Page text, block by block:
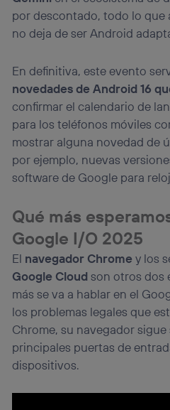
por descontado, todo lo que
no deja de ser Android
En definitiva, este evento
novedades de Android 16
confirmar el calendario de
para los teléfonos móviles
mostrar alguna novedad de
por ejemplo, nuevas
software de Google para
Qué más
Google I/O 2025
El navegador Chrome y los
Google Cloudson otros dos
más se va a hablar en el
los problemas legales que
Chrome, su navegador
principales puertas de
dispositivos.